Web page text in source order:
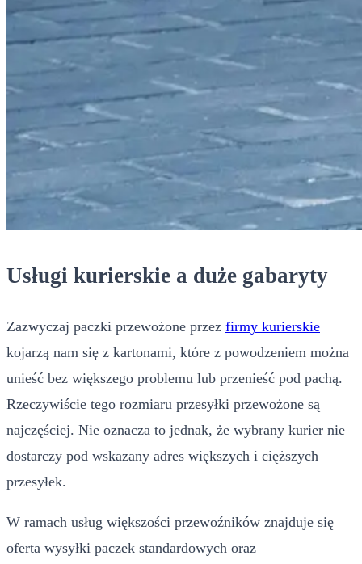
Usługi kurierskie a duże gabaryty
Zazwyczaj paczki przewożone przez firmy kurierskie
kojarzą nam się z kartonami, które z powodzeniem można
unieść bez większego problemu lub przenieść pod pachą.
Rzeczywiście tego rozmiaru przesyłki przewożone są
najczęściej. Nie oznacza to jednak, że wybrany kurier nie
dostarczy pod wskazany adres większych i cięższych
przesyłek.
W ramach usług większości przewoźników znajduje się
oferta wysyłki paczek standardowych oraz